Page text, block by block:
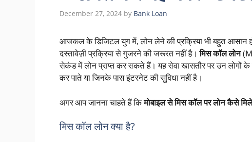
December 27, 2024 by Bank Loan
आजकल के डिजिटल युग में, लोन लेने की प्रक्रिया भी बहुत आसान
दस्तावेज़ी प्रक्रिया से गुजरने की जरूरत नहीं है।मिस कॉल लोन
सेकंड में लोन प्राप्त कर सकते हैं। यह सेवा खासतौर पर उन लोगों के
कर पाते या जिनके पास इंटरनेट की सुविधा नहीं है।
अगर आप जानना चाहते हैं किमोबाइल से मिस कॉल पर लोन कैसे
मिस कॉल लोन क्या है?